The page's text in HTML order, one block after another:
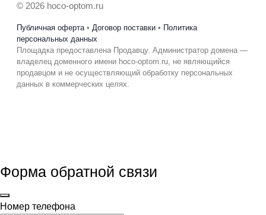
© 2026 hoco-optom.ru
Публичная оферта• Договор поставки • Политика
персональных данных
Площадка предоставлена Продавцу. Администратор домена —
владелец доменного имени hoco-optom.ru, не являющийся
продавцом и не осуществляющий обработку персональных
данных в коммерческих целях.
Форма обратной связи
Номер телефона